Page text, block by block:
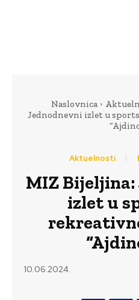
Naslovnica
Jednodnevni izlet u
Aktuelnosti
MIZ
izlet u
10.06.2024.